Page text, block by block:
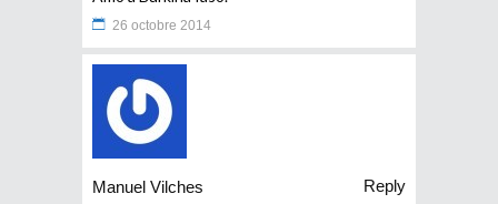
26 octobre 2014
Manuel Vilches
Reply